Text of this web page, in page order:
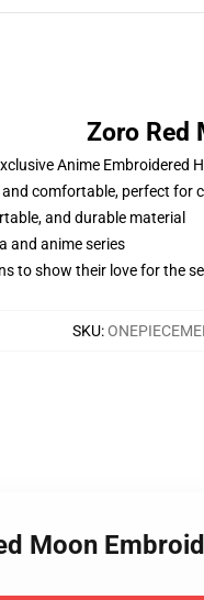
Zoro Red
Anime Embroidered
comfortable, perfect for
and durable material
and anime series
to show their love for the
SKU:
Moon